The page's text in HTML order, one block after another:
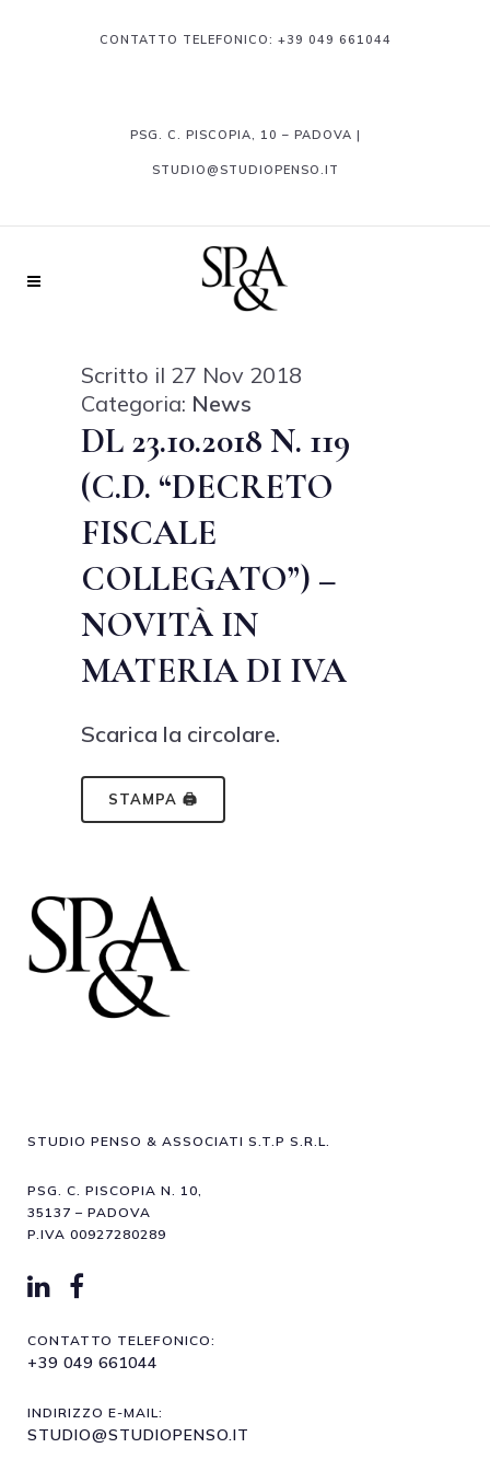
CONTATTO TELEFONICO: +39 049 661044
PSG. C. PISCOPIA, 10 – PADOVA |
STUDIO@STUDIOPENSO.IT
Scritto il 27 Nov 2018
Categoria: News
DL 23.10.2018 N. 119
(C.D. “DECRETO
FISCALE
COLLEGATO”) –
NOVITÀ IN
MATERIA DI IVA
Scarica la circolare.
STAMPA 🖨
STUDIO PENSO & ASSOCIATI S.T.P S.R.L.
PSG. C. PISCOPIA N. 10,
35137 – PADOVA
P.IVA 00927280289
CONTATTO TELEFONICO:
+39 049 661044
INDIRIZZO E-MAIL:
STUDIO@STUDIOPENSO.IT